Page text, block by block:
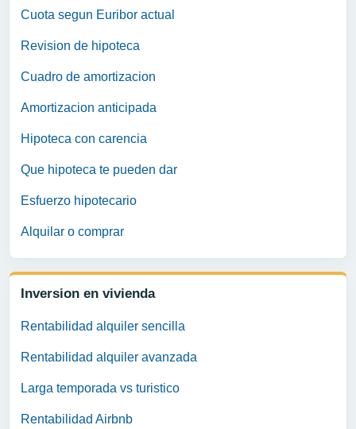
Cuota segun Euribor actual
Revision de hipoteca
Cuadro de amortizacion
Amortizacion anticipada
Hipoteca con carencia
Que hipoteca te pueden dar
Esfuerzo hipotecario
Alquilar o comprar
Inversion en vivienda
Rentabilidad alquiler sencilla
Rentabilidad alquiler avanzada
Larga temporada vs turistico
Rentabilidad Airbnb